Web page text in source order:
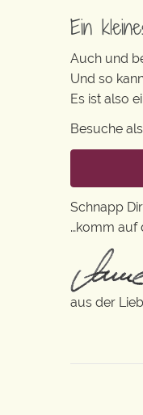
Ein
Auch und
Und so
Es ist also
Besuche
Schnapp
…komm auf
aus der